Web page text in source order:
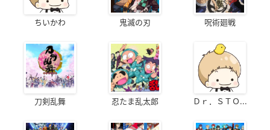
ちいかわ 鬼滅の刃 呪術廻戦
刀剣乱舞 忍たま乱太郎 Ｄｒ．ＳＴＯ...